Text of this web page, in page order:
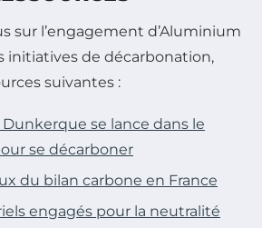
sur l’engagement d’Aluminium
initiatives de décarbonation,
suivantes :
se lance dans le
se décarboner
du bilan carbone en France
engagés pour la neutralité